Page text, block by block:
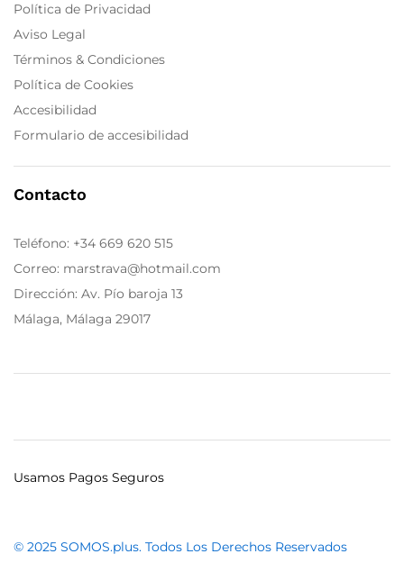
Política de Privacidad
Aviso Legal
Términos & Condiciones
Política de Cookies
Accesibilidad
Formulario de accesibilidad
Contacto
Teléfono: +34 669 620 515
Correo: marstrava@hotmail.com
Dirección: Av. Pío baroja 13
Málaga, Málaga 29017
© 2025 SOMOS.plus. Todos Los Derechos Reservados
Usamos Pagos Seguros